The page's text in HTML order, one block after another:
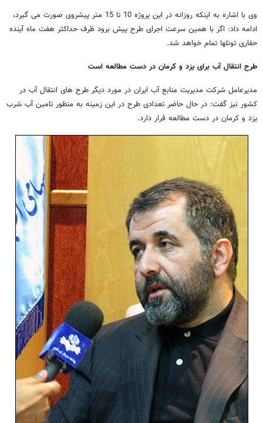
وی با اشاره به اینکه روزانه در این پروژه 10 تا 15 متر پیشروی صورت می گیرد،
ادامه داد: اگر با همین سرعت اجرای طرح پیش برود ظرف حداکثر هفت ماه آینده
حفاری تونلها تمام خواهد شد.
طرح انتقال آب برای یزد و کرمان در دست مطالعه است
مدیرعامل شرکت مدیریت منابع آب ایران در مورد دیگر طرح های انتقال آب در
کشور نیز گفت: در حال حاضر تعدادی طرح در این زمینه به منظور تامین آب شرب
یزد و کرمان در دست مطالعه قرار دارد.